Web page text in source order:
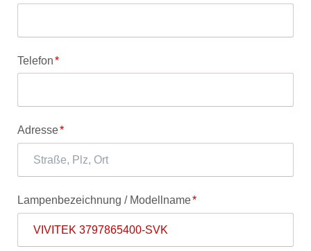
Pflichtfeld
Telefon*
Pflichtfeld
Adresse*
Pflichtfeld
Lampenbezeichnung / Modellname*